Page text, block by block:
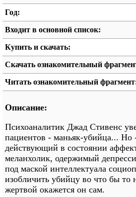
Год:
Входит в основной список:
Купить и скачать:
Скачать ознакомительный
Читать ознакомительный
Описание:
Психоаналитик Джад Стивенc
пациентов - маньяк-убийца... Но
действующий в состоянии
меланхолик, одержимый
под маской интеллектуала
изобличить убийцу во что бы то
жертвой окажется он сам.